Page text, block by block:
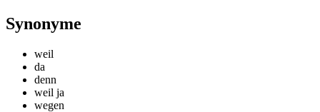
Synonyme
weil
da
denn
weil ja
wegen